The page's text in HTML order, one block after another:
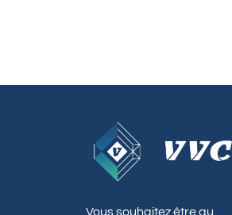
Vous souhaitez être au